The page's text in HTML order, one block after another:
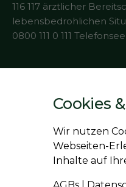
116 117 ärztlicher
lebensbedrohlichen
0800 111 0 111
Cookies
Wir nutzen
Webseiten-
Inhalte auf